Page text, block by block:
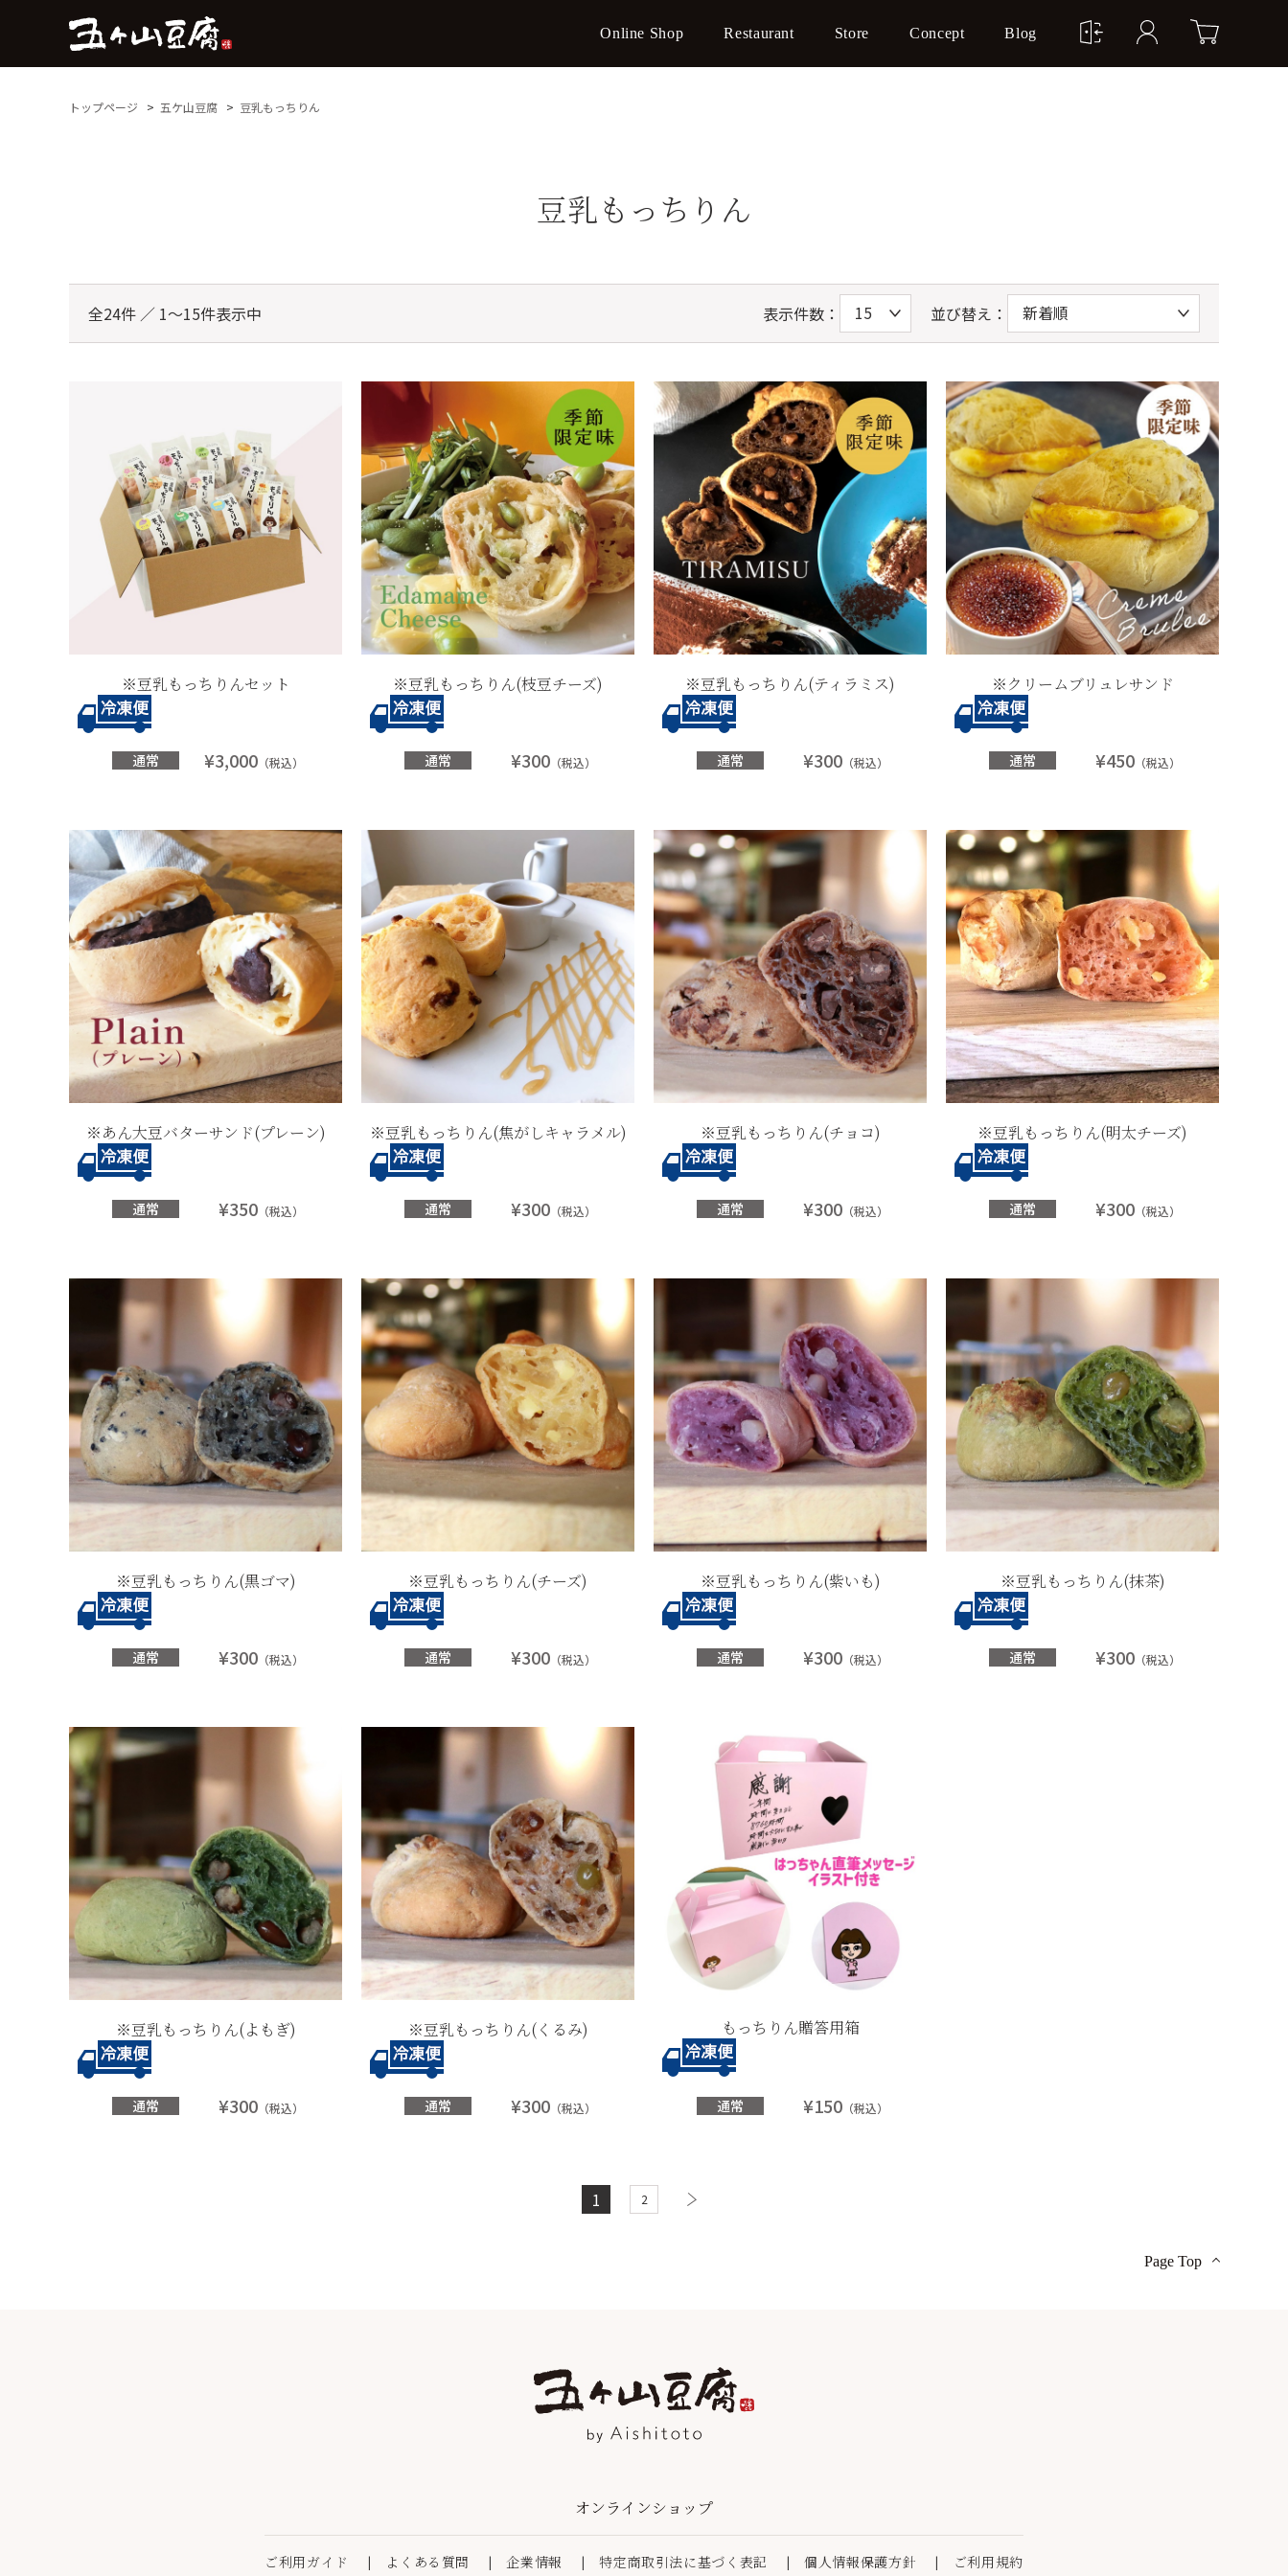
Online Shop Restaurant Store Concept Blog
トップページ 五ケ山豆腐 豆乳もっちりん
豆乳もっちりん
全24件 ／ 1～15件表示中 表示件数： 並び替え：
※豆乳もっちりんセット
通常 ¥3,000 （税込）
※豆乳もっちりん(枝豆チーズ)
通常 ¥300 （税込）
※豆乳もっちりん(ティラミス)
通常 ¥300 （税込）
※クリームブリュレサンド
通常 ¥450 （税込）
※あん大豆バターサンド(プレーン)
通常 ¥350 （税込）
※豆乳もっちりん(焦がしキャラメル)
通常 ¥300 （税込）
※豆乳もっちりん(チョコ)
通常 ¥300 （税込）
※豆乳もっちりん(明太チーズ)
通常 ¥300 （税込）
※豆乳もっちりん(黒ゴマ)
通常 ¥300 （税込）
※豆乳もっちりん(チーズ)
通常 ¥300 （税込）
※豆乳もっちりん(紫いも)
通常 ¥300 （税込）
※豆乳もっちりん(抹茶)
通常 ¥300 （税込）
※豆乳もっちりん(よもぎ)
通常 ¥300 （税込）
※豆乳もっちりん(くるみ)
通常 ¥300 （税込）
もっちりん贈答用箱
通常 ¥150 （税込）
1 2
Page Top
オンラインショップ
ご利用ガイド よくある質問 企業情報 特定商取引法に基づく表記 個人情報保護方針 ご利用規約